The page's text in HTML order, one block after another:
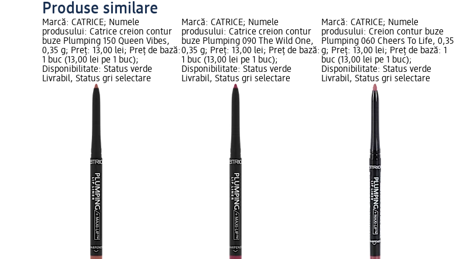
Produse similare
Marcă: CATRICE; Numele
produsului: Catrice creion contur
buze Plumping 150 Queen Vibes,
0,35 g; Preț: 13,00 lei; Preț de bază:
1 buc (13,00 lei pe 1 buc);
Disponibilitate: Status verde
Livrabil, Status gri selectare
Marcă: CATRICE; Numele
produsului: Catrice creion contur
buze Plumping 090 The Wild One,
0,35 g; Preț: 13,00 lei; Preț de bază:
1 buc (13,00 lei pe 1 buc);
Disponibilitate: Status verde
Livrabil, Status gri selectare
Marcă: CATRICE; Numele
produsului: Creion contur buze
Plumping 060 Cheers To Life, 0,35
g; Preț: 13,00 lei; Preț de bază: 1
buc (13,00 lei pe 1 buc);
Disponibilitate: Status verde
Livrabil, Status gri selectare